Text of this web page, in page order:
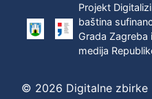
Projekt
baština
Grada
medija
© 2026 Digitalne zbirke